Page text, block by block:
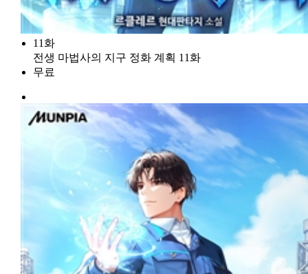
11화
전생 마법사의 지구 정화 계획 11화
무료